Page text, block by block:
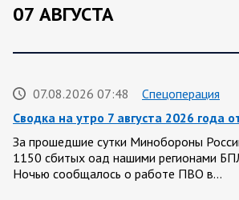
07 АВГУСТА
07.08.2026 07:48
Спецоперация
Сводка на утро 7 августа 2026 года
За прошедшие сутки Минобороны
1150 сбитых оад нашими регионами
Ночью сообщалось о работе ПВО в…